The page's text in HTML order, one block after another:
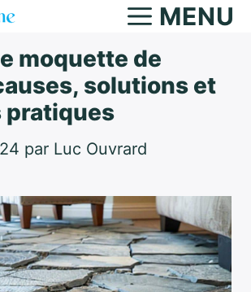
MENU
moquette de
solutions et
pratiques
par Luc Ouvrard